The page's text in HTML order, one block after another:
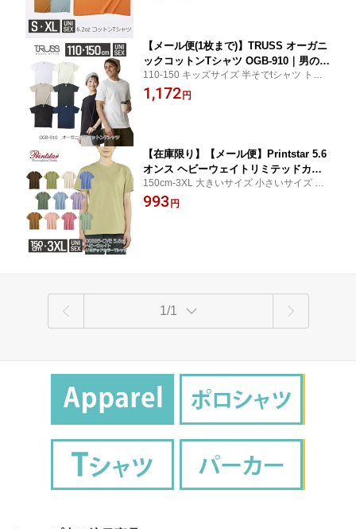
【メール便(1枚まで)】TRUSS オーガニ
ックコットンTシャツ OGB-910｜男の子
女の子 ユニセックス｜半袖 無地｜白 ホ
ワイト 黒 ブラック ナチュラル スミク
110-150 キッズサイズ 半そでtシャツ トッ
プス 春夏秋 スポーツ トレーニング 部活 体
操服 体育 練習着 運動会 ダンス 文化祭 衣装
1,172円
【在庫限り】【メール便】Printstar 5.6
オンス ヘビーウェイトリミテッドカラ
ーTシャツ 00095-CVE｜メンズ レディ
ース ユニセックス｜半袖 無地 クルーネ
150cm-3XL 大きいサイズ 小さいサイズ 大
人 子供 子ども 半そでtシャツ トップス 春夏
秋 スポーツ トレーニング 部活 体操服 体育
993円
1/1